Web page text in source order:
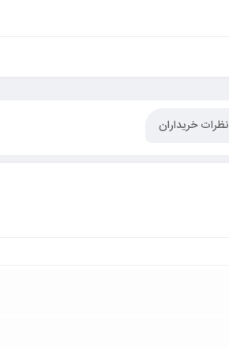
نظرات خریداران